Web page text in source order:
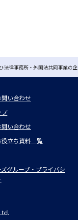
法律事務所・外国法共同事業の
い合わせ
プ
い合わせ
立ち資料一覧
ズグループ・プライバシ